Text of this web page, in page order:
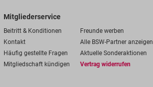
Mitgliederservice
Beitritt & Konditionen
Freunde werben
Kontakt
Alle BSW-Partner anzeigen
Häufig gestellte Fragen
Aktuelle Sonderaktionen
Mitgliedschaft kündigen
Vertrag widerrufen